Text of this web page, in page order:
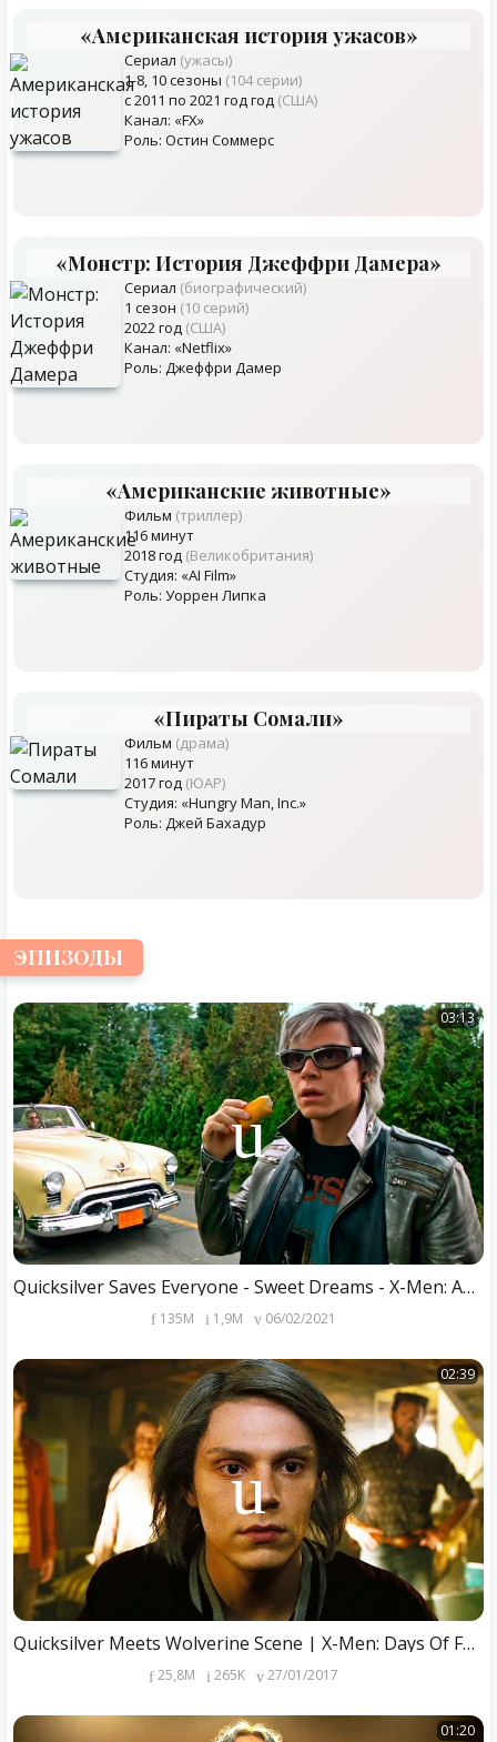
«Американская история ужасов»
Сериал (ужасы)
1-8, 10 сезоны (104 серии)
с 2011 по 2021 год год (США)
Канал: «FX»
Роль: Остин Соммерс
«Монстр: История Джеффри Дамера»
Сериал (биографический)
1 сезон (10 серий)
2022 год (США)
Канал: «Netflix»
Роль: Джеффри Дамер
«Американские животные»
Фильм (триллер)
116 минут
2018 год (Великобритания)
Студия: «AI Film»
Роль: Уоррен Липка
«Пираты Сомали»
Фильм (драма)
116 минут
2017 год (ЮАР)
Студия: «Hungry Man, Inc.»
Роль: Джей Бахадур
ЭПИЗОДЫ
03:13
Quicksilver Saves Everyone - Sweet Dreams - X-Men: Apocalypse (2016) Movie Clip HD
135M 1,9M 06/02/2021
02:39
Quicksilver Meets Wolverine Scene | X-Men: Days Of Future Past (2014) Movie Clip
25,8M 265K 27/01/2017
01:20